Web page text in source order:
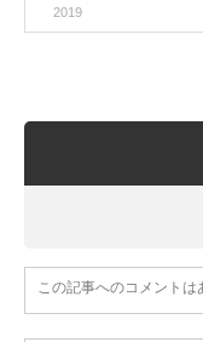
2019
この記事へのコメントは